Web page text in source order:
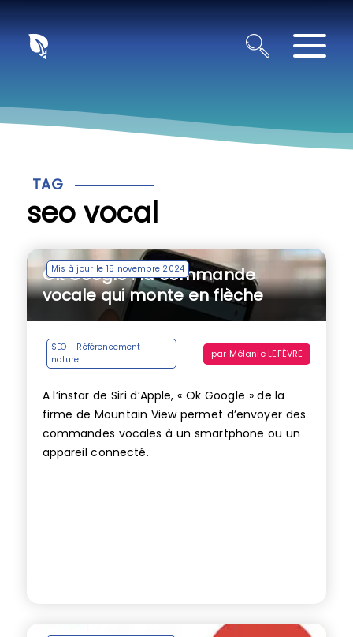
TAG
seo vocal
Mis à jour le 15 novembre 2024
Ok Google : la commande
vocale qui monte en flèche
SEO - Référencement
naturel
par Mélanie LEFÈVRE
A l’instar de Siri d’Apple, « Ok Google » de la
firme de Mountain View permet d’envoyer des
commandes vocales à un smartphone ou un
appareil connecté.
Panneau de gestion des cookies